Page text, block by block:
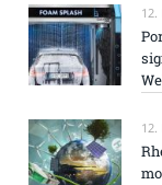
12.
12.